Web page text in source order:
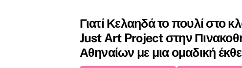
Γιατί Κελαηδά το πουλί στο
Just Art Project στην
Αθηναίων με μια ομαδική